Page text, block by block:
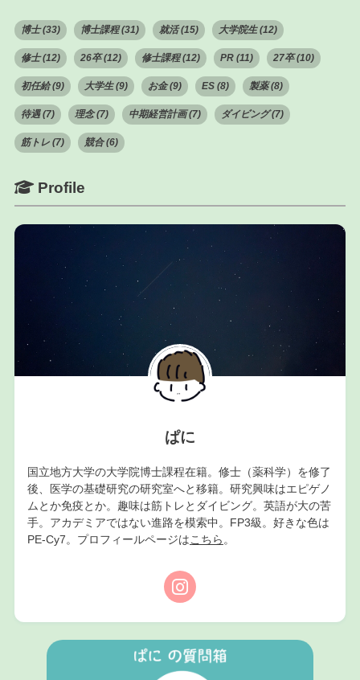
博士 (33) 博士課程 (31) 就活 (15) 大学院生 (12)
修士 (12) 26卒 (12) 修士課程 (12) PR (11) 27卒 (10)
初任給 (9) 大学生 (9) お金 (9) ES (8) 製薬 (8)
待遇 (7) 理念 (7) 中期経営計画 (7) ダイビング (7)
筋トレ (7) 競合 (6)
Profile
ぱに
国立地方大学の大学院博士課程在籍。修士（薬科学）を修了
後、医学の基礎研究の研究室へと移籍。研究興味はエピゲノ
ムとか免疫とか。趣味は筋トレとダイビング。英語が大の苦
手。アカデミアではない進路を模索中。FP3級。好きな色は
PE-Cy7。プロフィールページはこちら 。